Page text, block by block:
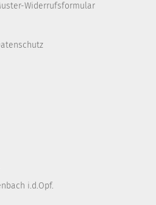
Widerrufsformular
i.d.Opf.